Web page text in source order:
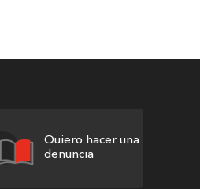
Quiero hacer una
denuncia